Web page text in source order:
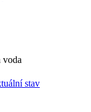
stav